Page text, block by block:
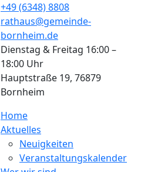
+49 (6348) 8808
rathaus@gemeinde-
bornheim.de
Dienstag & Freitag 16:00 –
18:00 Uhr
Hauptstraße 19, 76879
Bornheim
Home
Aktuelles
Neuigkeiten
Veranstaltungskalender